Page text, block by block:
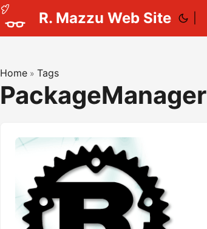
R. Mazzu Web Site
Home » Tags
PackageManager